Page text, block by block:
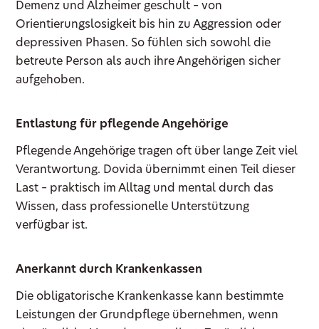
Demenz und Alzheimer geschult – von
Orientierungslosigkeit bis hin zu Aggression oder
depressiven Phasen. So fühlen sich sowohl die
betreute Person als auch ihre Angehörigen sicher
aufgehoben.
Entlastung für pflegende Angehörige
Pflegende Angehörige tragen oft über lange Zeit viel
Verantwortung. Dovida übernimmt einen Teil dieser
Last – praktisch im Alltag und mental durch das
Wissen, dass professionelle Unterstützung
verfügbar ist.
Anerkannt durch Krankenkassen
Die obligatorische Krankenkasse kann bestimmte
Leistungen der Grundpflege übernehmen, wenn